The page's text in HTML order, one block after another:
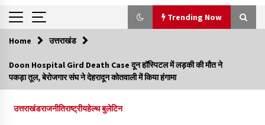
Trending Now
Trending Now
Minorities Rights Day : विश्व अल्पसंख्यक अधिकार दिवस
कार्यक्रम में शामिल हुए सीएम,आधुनिक मदरसों का नाम अब्दुल कलाम के नाम
December 18, 2023
Home उत्तराखंड
Doon Hospital Gird Death Case दून हॉस्पिटल में लड़की की मौत ने
पकड़ा तूल, बेरोजगार संघ ने देहरादून कोतवाली में किया हंगामा
उत्तराखंडराजनीतिराष्ट्रीयहेल्थ बुलेटिन